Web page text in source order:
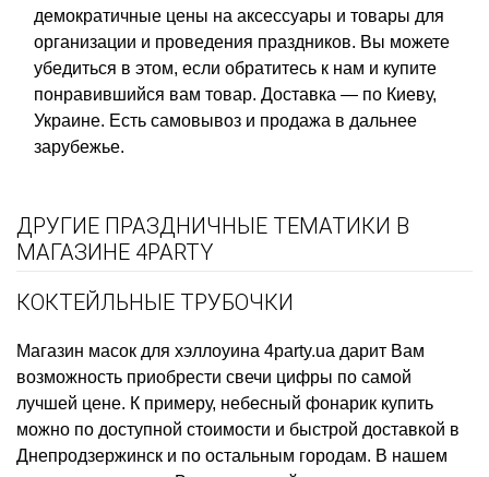
демократичные цены на аксессуары и товары для
организации и проведения праздников. Вы можете
убедиться в этом, если обратитесь к нам и купите
понравившийся вам товар. Доставка — по Киеву,
Украине. Есть самовывоз и продажа в дальнее
зарубежье.
ДРУГИЕ ПРАЗДНИЧНЫЕ ТЕМАТИКИ В
МАГАЗИНЕ 4PARTY
КОКТЕЙЛЬНЫЕ ТРУБОЧКИ
Магазин масок для хэллоуина 4party.ua дарит Вам
возможность приобрести свечи цифры по самой
лучшей цене. К примеру, небесный фонарик купить
можно по доступной стоимости и быстрой доставкой в
Днепродзержинск и по остальным городам. В нашем